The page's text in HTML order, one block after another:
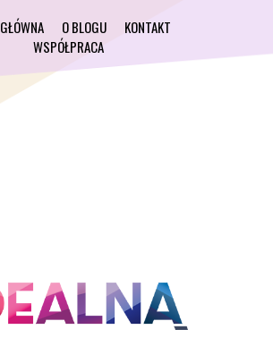
GŁÓWNA O BLOGU
KONTAKT
WSPÓŁPRACA